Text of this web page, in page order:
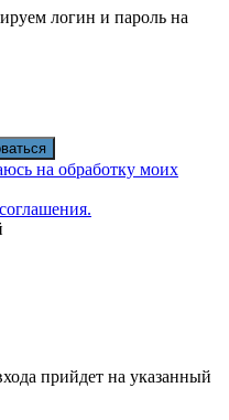
логин и пароль на
на обработку моих
прийдет на указанный